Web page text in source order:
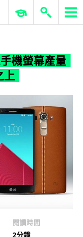
ERP 與商業 AI
機螢幕產量
上
閱讀時間
2分鐘